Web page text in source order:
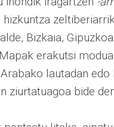
Bizkaia,
erakutsi
lautadan
ziurtatuagoa bide